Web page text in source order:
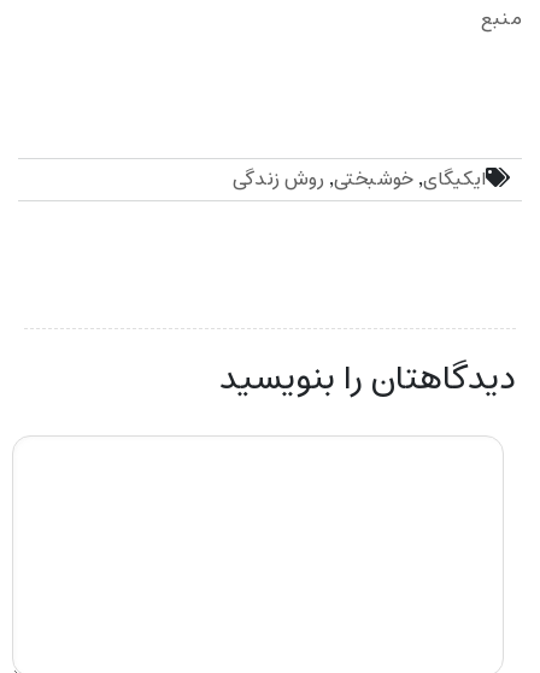
منبع
ایکیگای,خوشبختی, روش زندگی
دیدگاهتان را بنویسید